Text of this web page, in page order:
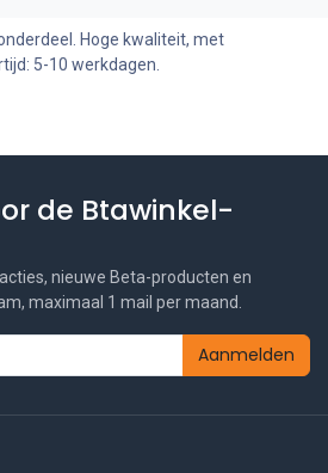
Hoge kwaliteit, met
5-10 werkdagen.
de Btawinkel-
nieuwe Beta-producten en
maximaal 1 mail per maand.
Aanmelden